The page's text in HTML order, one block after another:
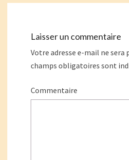
Laisser un commentaire
Votre adresse e-mail ne sera
champs obligatoires sont
Commentaire